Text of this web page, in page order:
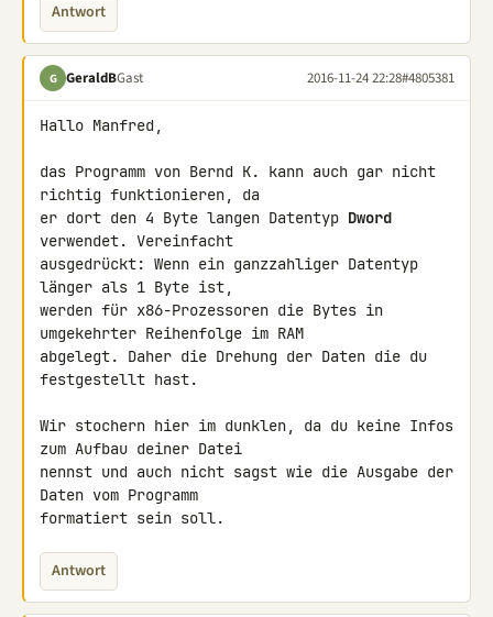
Antwort
G GeraldBGast 2016-11-24 22:28#4805381
Hallo Manfred,
das Programm von Bernd K. kann auch gar nicht
richtig funktionieren, da
er dort den 4 Byte langen Datentyp Dword
verwendet. Vereinfacht
ausgedrückt: Wenn ein ganzzahliger Datentyp
länger als 1 Byte ist,
werden für x86-Prozessoren die Bytes in
umgekehrter Reihenfolge im RAM
abgelegt. Daher die Drehung der Daten die du
festgestellt hast.
Wir stochern hier im dunklen, da du keine Infos
zum Aufbau deiner Datei
nennst und auch nicht sagst wie die Ausgabe der
Daten vom Programm
formatiert sein soll.
Antwort